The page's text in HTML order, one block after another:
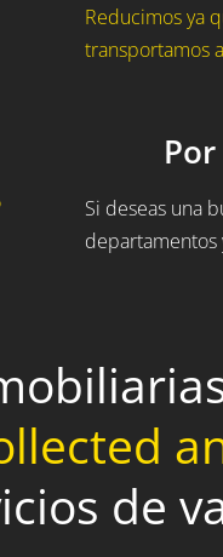
Reducimos ya
transportamos
Si deseas una
de